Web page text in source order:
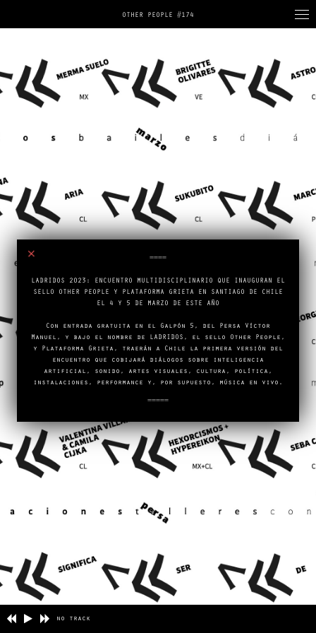
OTHER PEOPLE #174
no track
====
LADRIDOS 2023: ENCUENTRO MULTIDISCIPLINARIO QUE INAUGURAN EL
SELLO OTHER PEOPLE Y PLATAFORMA GRIETA EN SANTIAGO DE CHILE
EL 4 Y 5 DE MARZO DE ESTE AÑO
Con entrada gratuita en el Galpón 5, del Persa Víctor
Manuel, y bajo el nombre de LADRIDOS, el sello Other People,
y Plataforma Grieta, traerán a Chile la primera versión del
encuentro que cobijará diálogos sobre inteligencia
artificial, sonido, artes visuales, cultura, política,
instalaciones, performance y, por supuesto, música en vivo.
=====